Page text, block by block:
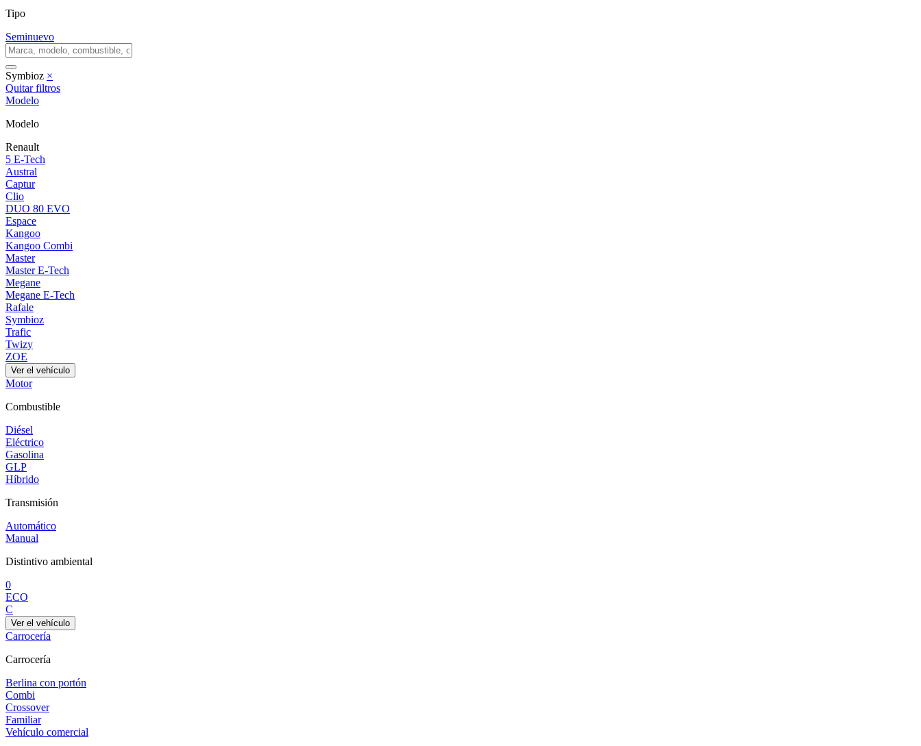
Tipo
Seminuevo
Symbioz ×
Quitar filtros
Modelo
Modelo
Renault
5 E-Tech
Austral
Captur
Clio
DUO 80 EVO
Espace
Kangoo
Kangoo Combi
Master
Master E-Tech
Megane
Megane E-Tech
Rafale
Symbioz
Trafic
Twizy
ZOE
Ver el vehículo
Motor
Combustible
Diésel
Eléctrico
Gasolina
GLP
Híbrido
Transmisión
Automático
Manual
Distintivo ambiental
0
ECO
C
Ver el vehículo
Carrocería
Carrocería
Berlina con portón
Combi
Crossover
Familiar
Vehículo comercial